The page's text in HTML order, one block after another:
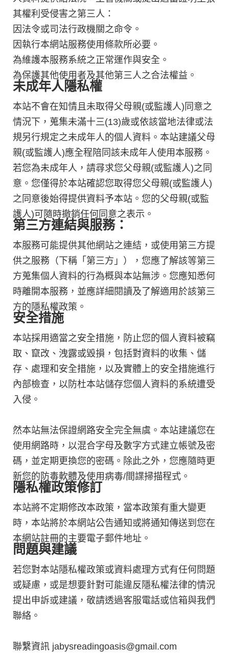
其權利受侵害之第三人：
因法令或司法行政機關之命令。
因執行本網站服務使用條款所必要。
為維護本服務系統之正常運作與安全。
為保護其他使用者及其他第三人之合法權益。
未成年人隱私權
本站不會在知情且未取得父母親(或監護人)同意之
情況下，蒐集未滿十三(13)歲或依該當地法律或法
規另行規定之未成年人的個人資料。本站建議父母
親(或監護人)應全程陪同該未成年人使用本服務。
若您為未成年人，請尋求您父母親(或監護人)之同
意。您僅得於本站確認您取得您父母親(或監護人)
之同意後始得提供資料予本站。您的父母親(或監
護人)可隨時撤銷任何同意之表示。
第三方連結與服務：
本服務可能提供其他網站之連結，或使用第三方提
供之服務（下稱「第三方」），您應了解該等第三
方蒐集個人資料的行為概與本站無涉。您應知悉何
時離開本服務，並應詳細閱讀及了解適用於該第三
方的隱私權政策。
安全措施
本站採用適當之安全措施，防止您的個人資料被竊
取、竄改、洩露或毀損，包括對資料的收集、儲
存、處理和安全措施，以及實體上的安全措施進行
內部檢查，以防杜本站儲存您個人資料的系統遭受
入侵。
然本站無法保證網路安全完全無虞。本站建議您在
使用網路時，以混合字母及數字方式建立帳號及密
碼，並定期更換您的密碼。除此之外，您應隨時更
新您的防毒軟體及使用病毒/間諜掃描程式。
隱私權政策修訂
本站將不定期修改本政策，當本政策有重大變更
時，本站將於本網站公告通知或將通知傳送到您在
本網站註冊的主要電子郵件地址。
問題與建議
若您對本站隱私權政策或資料處理方式有任何問題
或疑慮，或是想要針對可能違反隱私權法律的情況
提出申訴或建議，敬請透過客服電話或信箱與我們
聯絡。
聯繫資訊 jabysreadingoasis@gmail.com